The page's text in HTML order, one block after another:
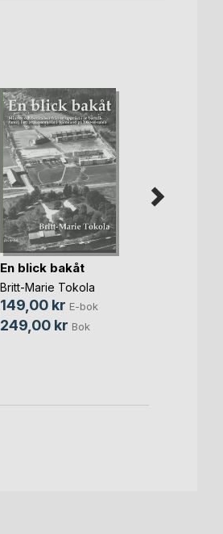
En blick bakåt
Britt-Marie Tokola
149,00 kr E-bok
249,00 kr Bok